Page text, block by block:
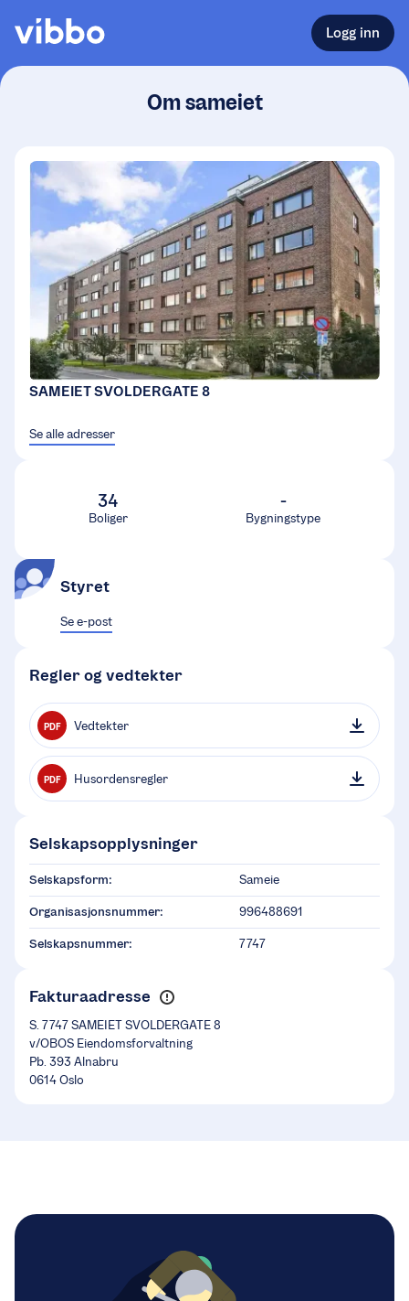
Logg inn
Om sameiet
SAMEIET SVOLDERGATE 8
Se alle adresser
34
Boliger
-
Bygningstype
Styret
Se e-post
Regler og vedtekter
PDF Vedtekter
PDF Husordensregler
Selskapsopplysninger
Selskapsform: Sameie
Organisasjonsnummer: 996488691
Selskapsnummer: 7747
Fakturaadresse
S. 7747 SAMEIET SVOLDERGATE 8
v/OBOS Eiendomsforvaltning
Pb. 393 Alnabru
0614 Oslo